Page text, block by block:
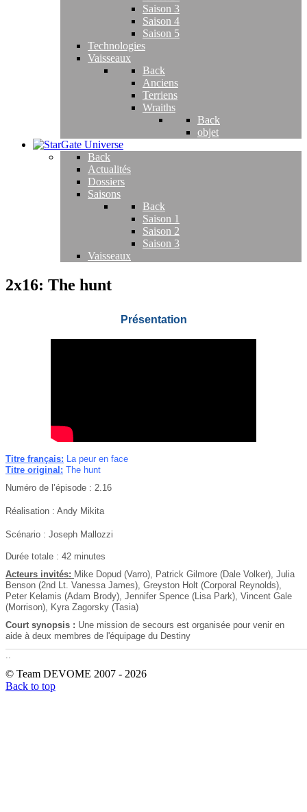
Saison 3
Saison 4
Saison 5
Technologies
Vaisseaux
Back
Anciens
Terriens
Wraiths
Back
objet
Back
Actualités
Dossiers
Saisons
Back
Saison 1
Saison 2
Saison 3
Vaisseaux
2x16: The hunt
Présentation
Titre français: La peur en face
Titre original: The hunt
Numéro de l’épisode : 2.16
Réalisation : Andy Mikita
Scénario : Joseph Mallozzi
Durée totale : 42 minutes
Acteurs invités: Mike Dopud (Varro), Patrick Gilmore (Dale Volker), Julia
Benson (2nd Lt. Vanessa James), Greyston Holt (Corporal Reynolds),
Peter Kelamis (Adam Brody), Jennifer Spence (Lisa Park), Vincent Gale
(Morrison), Kyra Zagorsky (Tasia)
Court synopsis : Une mission de secours est organisée pour venir en
aide à deux membres de l'équipage du Destiny
..
© Team DEVOME 2007 - 2026
Back to top